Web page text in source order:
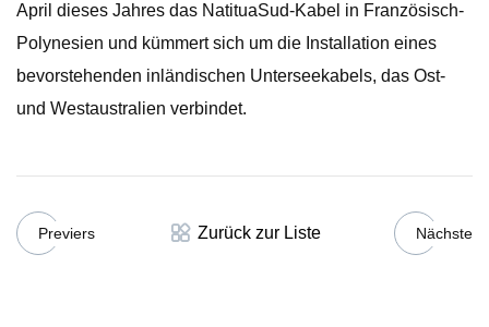
April dieses Jahres das NatituaSud-Kabel in Französisch-
Polynesien und kümmert sich um die Installation eines
bevorstehenden inländischen Unterseekabels, das Ost-
und Westaustralien verbindet.
Previers Zurück zur Liste Nächste